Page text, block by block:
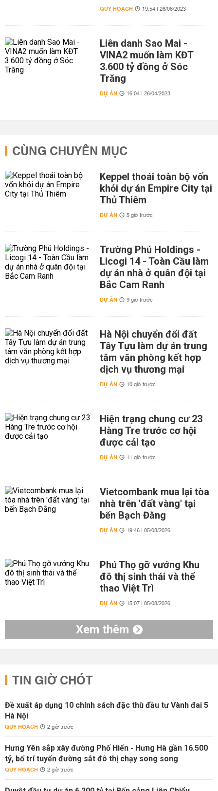
QUY HOẠCH 19:54 | 26/08/2023
Liên danh Sao Mai -
VINA2 muốn làm KĐT
3.600 tỷ đồng ở Sóc
Trăng
DỰ ÁN 16:04 | 26/04/2023
CÙNG CHUYÊN MỤC
Keppel thoái toàn bộ vốn
khỏi dự án Empire City tại
Thủ Thiêm
DỰ ÁN 5 giờ trước
Trường Phú Holdings -
Licogi 14 - Toàn Cầu làm
dự án nhà ở quân đội tại
Bắc Cam Ranh
DỰ ÁN 9 giờ trước
Hà Nội chuyển đổi đất
Tây Tựu làm dự án trung
tâm văn phòng kết hợp
dịch vụ thương mại
DỰ ÁN 10 giờ trước
Hiện trạng chung cư 23
Hàng Tre trước cơ hội
được cải tạo
DỰ ÁN 11 giờ trước
Vietcombank mua lại tòa
nhà trên 'đất vàng' tại
bến Bạch Đằng
DỰ ÁN 19:46 | 05/08/2026
Phú Thọ gỡ vướng Khu
đô thị sinh thái và thể
thao Việt Trì
DỰ ÁN 15:07 | 05/08/2026
Xem thêm
TIN GIỜ CHÓT
Đề xuất áp dụng 10 chính sách đặc thù đầu tư Vành đai 5
Hà Nội
QUY HOẠCH 2 giờ trước
Hưng Yên sắp xây đường Phố Hiến - Hưng Hà gần 16.500
tỷ, bố trí tuyến đường sắt đô thị chạy song song
QUY HOẠCH 2 giờ trước